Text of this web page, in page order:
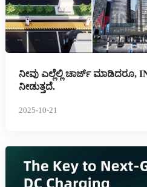
ನೀವು ಎಲ್ಲೆಲ್ಲಿ ಚಾರ್ಜ್ ಮಾಡಿದರೂ,
ನೀಡುತ್ತದೆ.
2025-10-21